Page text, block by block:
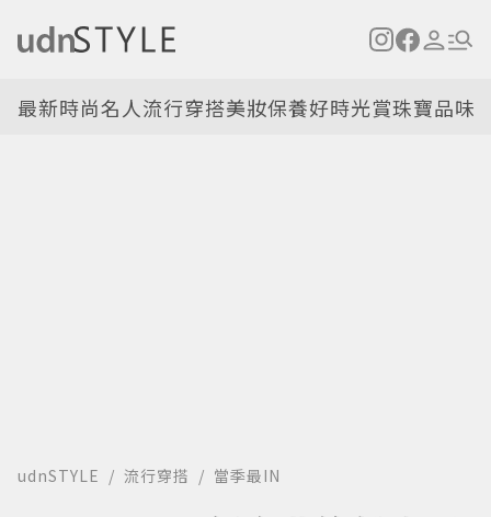
最新時尚名人流行穿搭美妝保養好時光賞珠寶品味
udnSTYLE 流行穿搭 當季最IN